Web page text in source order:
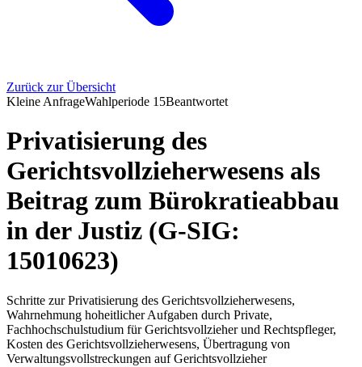
Zurück zur Übersicht
Kleine AnfrageWahlperiode 15Beantwortet
Privatisierung des
Gerichtsvollzieherwesens als
Beitrag zum Bürokratieabbau
in der Justiz (G-SIG:
15010623)
Schritte zur Privatisierung des Gerichtsvollzieherwesens,
Wahrnehmung hoheitlicher Aufgaben durch Private,
Fachhochschulstudium für Gerichtsvollzieher und Rechtspfleger,
Kosten des Gerichtsvollzieherwesens, Übertragung von
Verwaltungsvollstreckungen auf Gerichtsvollzieher